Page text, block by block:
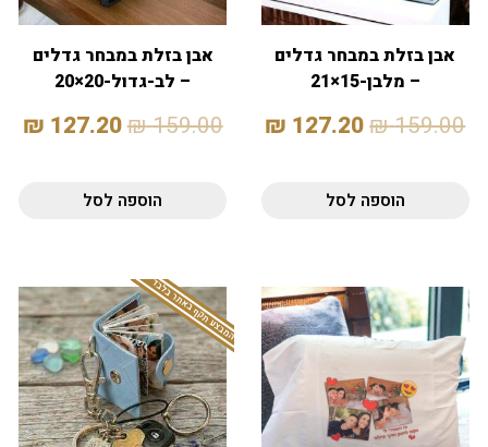
אבן בזלת במבחר גדלים
– מלבן-15×21
159.00
₪
127.20
₪
הוספה לסל
אבן בזלת במבחר גדלים
– לב-גדול-20×20
159.00
₪
127.20
₪
הוספה לסל
המבצע תקף באתר בלבד